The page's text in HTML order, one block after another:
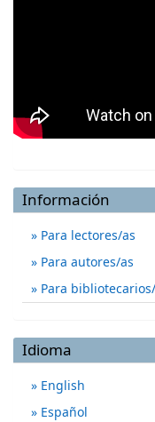
Información
Para lectores/as
Para autores/as
Para
Idioma
English
Español